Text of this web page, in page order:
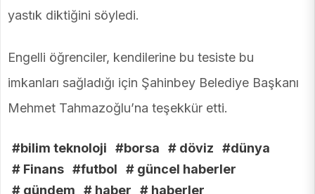
yastık diktiğini söyledi.
Engelli öğrenciler, kendilerine bu tesiste bu
imkanları sağladığı için Şahinbey Belediye Başkanı
Mehmet Tahmazoğlu’na teşekkür etti.
#bilim teknoloji #borsa # döviz
#dünya
# Finans #futbol
# güncel haberler
# gündem
# haber
# haberler